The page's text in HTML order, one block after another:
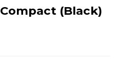
Compact (Black)